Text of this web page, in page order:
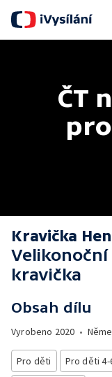
ČT
Kravička
Velikonoční
kravička
Obsah dílu
Vyrobeno 2020 •
Pro děti
Pro děti